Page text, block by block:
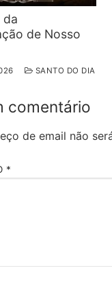
da
de Nosso
SANTO DO DIA
comentário
de email não
*